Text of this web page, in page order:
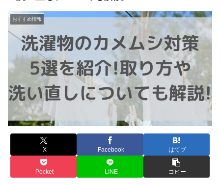
おすすめ情報
X Facebook はてブ
Pocket LINE コピー